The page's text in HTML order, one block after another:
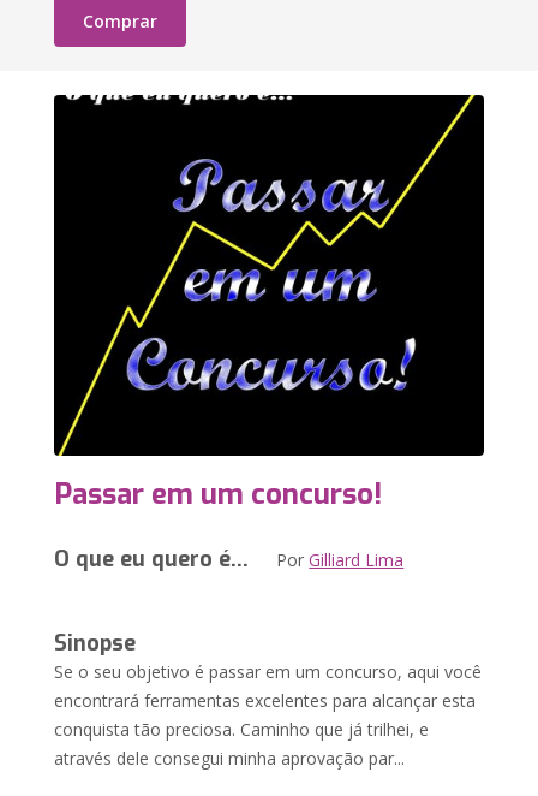
Comprar
Passar em um concurso!
O que eu quero é... PorGilliard Lima
Sinopse
Se o seu objetivo é passar em um concurso, aqui você
encontrará ferramentas excelentes para alcançar esta
conquista tão preciosa. Caminho que já trilhei, e
através dele consegui minha aprovação par...